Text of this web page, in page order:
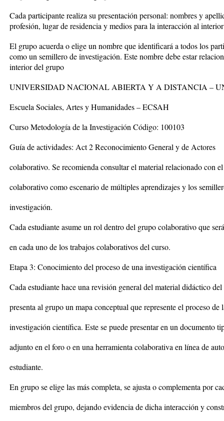
Cada participante realiza su presentación personal: nombres y
profesión, lugar de residencia y medios para la interacción al
El grupo acuerda o elige un nombre que identificará a todos los
como un semillero de investigación. Este nombre debe estar
interior del grupo
UNIVERSIDAD NACIONAL ABIERTA Y A DISTANCIA –
Escuela Sociales, Artes y Humanidades – ECSAH
Curso Metodología de la Investigación Código: 100103
Guía de actividades: Act 2 Reconocimiento General y de Actores
colaborativo. Se recomienda consultar el material relacionado con
colaborativo como escenario de múltiples aprendizajes y los
investigación.
Cada estudiante asume un rol dentro del grupo colaborativo que
en cada uno de los trabajos colaborativos del curso.
Etapa 3: Conocimiento del proceso de una investigación científica
Cada estudiante hace una revisión general del material didáctico
presenta al grupo un mapa conceptual que represente el proceso de
investigación científica. Este se puede presentar en un documento
adjunto en el foro o en una herramienta colaborativa en línea de
estudiante.
En grupo se elige las más completa, se ajusta o complementa por
miembros del grupo, dejando evidencia de dicha interacción y